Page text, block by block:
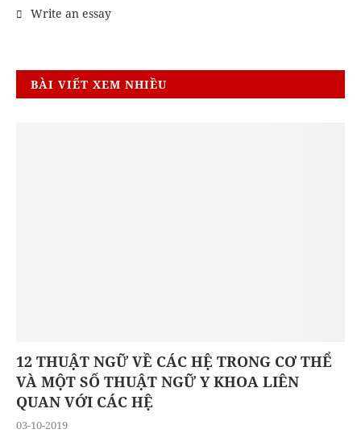
Write an essay
BÀI VIẾT XEM NHIỀU
12 THUẬT NGỮ VỀ CÁC HỆ TRONG CƠ THỂ
VÀ MỘT SỐ THUẬT NGỮ Y KHOA LIÊN
QUAN VỚI CÁC HỆ
03-10-2019